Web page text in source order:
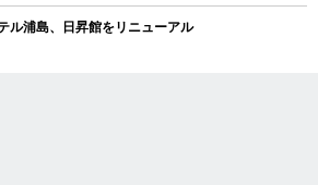
浦島、日昇館をリニューアル